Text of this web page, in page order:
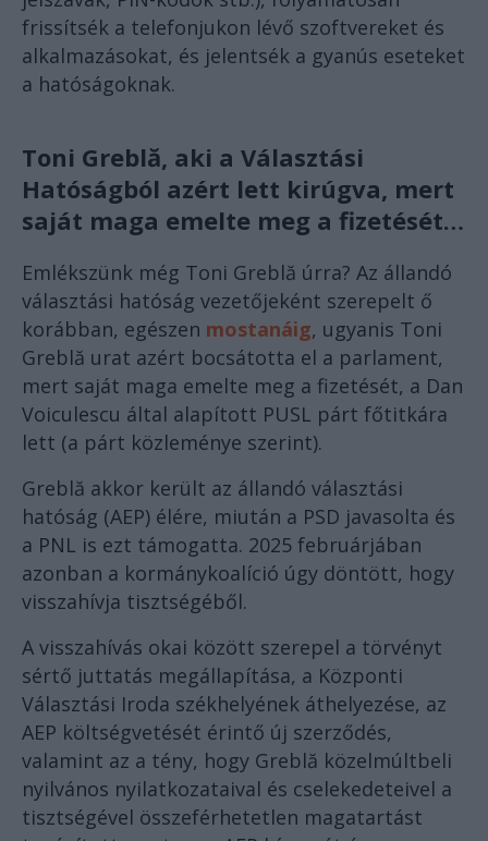
frissítsék a telefonjukon lévő szoftvereket és
alkalmazásokat, és jelentsék a gyanús eseteket
a hatóságoknak.
Toni Greblă, aki a Választási
Hatóságból azért lett kirúgva, mert
saját maga emelte meg a fizetését…
Emlékszünk még Toni Greblă úrra? Az állandó
választási hatóság vezetőjeként szerepelt ő
korábban, egészen mostanáig, ugyanis Toni
Greblă urat azért bocsátotta el a parlament,
mert saját maga emelte meg a fizetését, a Dan
Voiculescu által alapított PUSL párt főtitkára
lett (a párt közleménye szerint).
Greblă akkor került az állandó választási
hatóság (AEP) élére, miután a PSD javasolta és
a PNL is ezt támogatta. 2025 februárjában
azonban a kormánykoalíció úgy döntött, hogy
visszahívja tisztségéből.
A visszahívás okai között szerepel a törvényt
sértő juttatás megállapítása, a Központi
Választási Iroda székhelyének áthelyezése, az
AEP költségvetését érintő új szerződés,
valamint az a tény, hogy Greblă közelmúltbeli
nyilvános nyilatkozataival és cselekedeteivel a
tisztségével összeférhetetlen magatartást